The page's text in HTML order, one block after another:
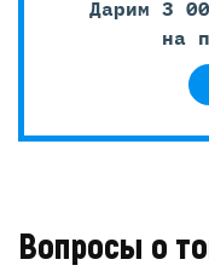
Дарим 3
на
Вопросы о